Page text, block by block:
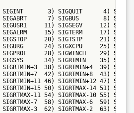
3) SIGQUIT      4) SIGILL
7) SIGBUS       8) SIGFPE
11) SIGSEGV     12)
15) SIGTERM     17)
20) SIGTSTP     21)
24) SIGXCPU     25)
28) SIGWINCH    29) SIGIO
34) SIGRTMIN    35)
38) SIGRTMIN+4  39)
42) SIGRTMIN+8  43)
46) SIGRTMIN+12 47)
50) SIGRTMAX-14 51)
11 54) SIGRTMAX-10 55)
7  58) SIGRTMAX-6  59)
3  62) SIGRTMAX-2  63)